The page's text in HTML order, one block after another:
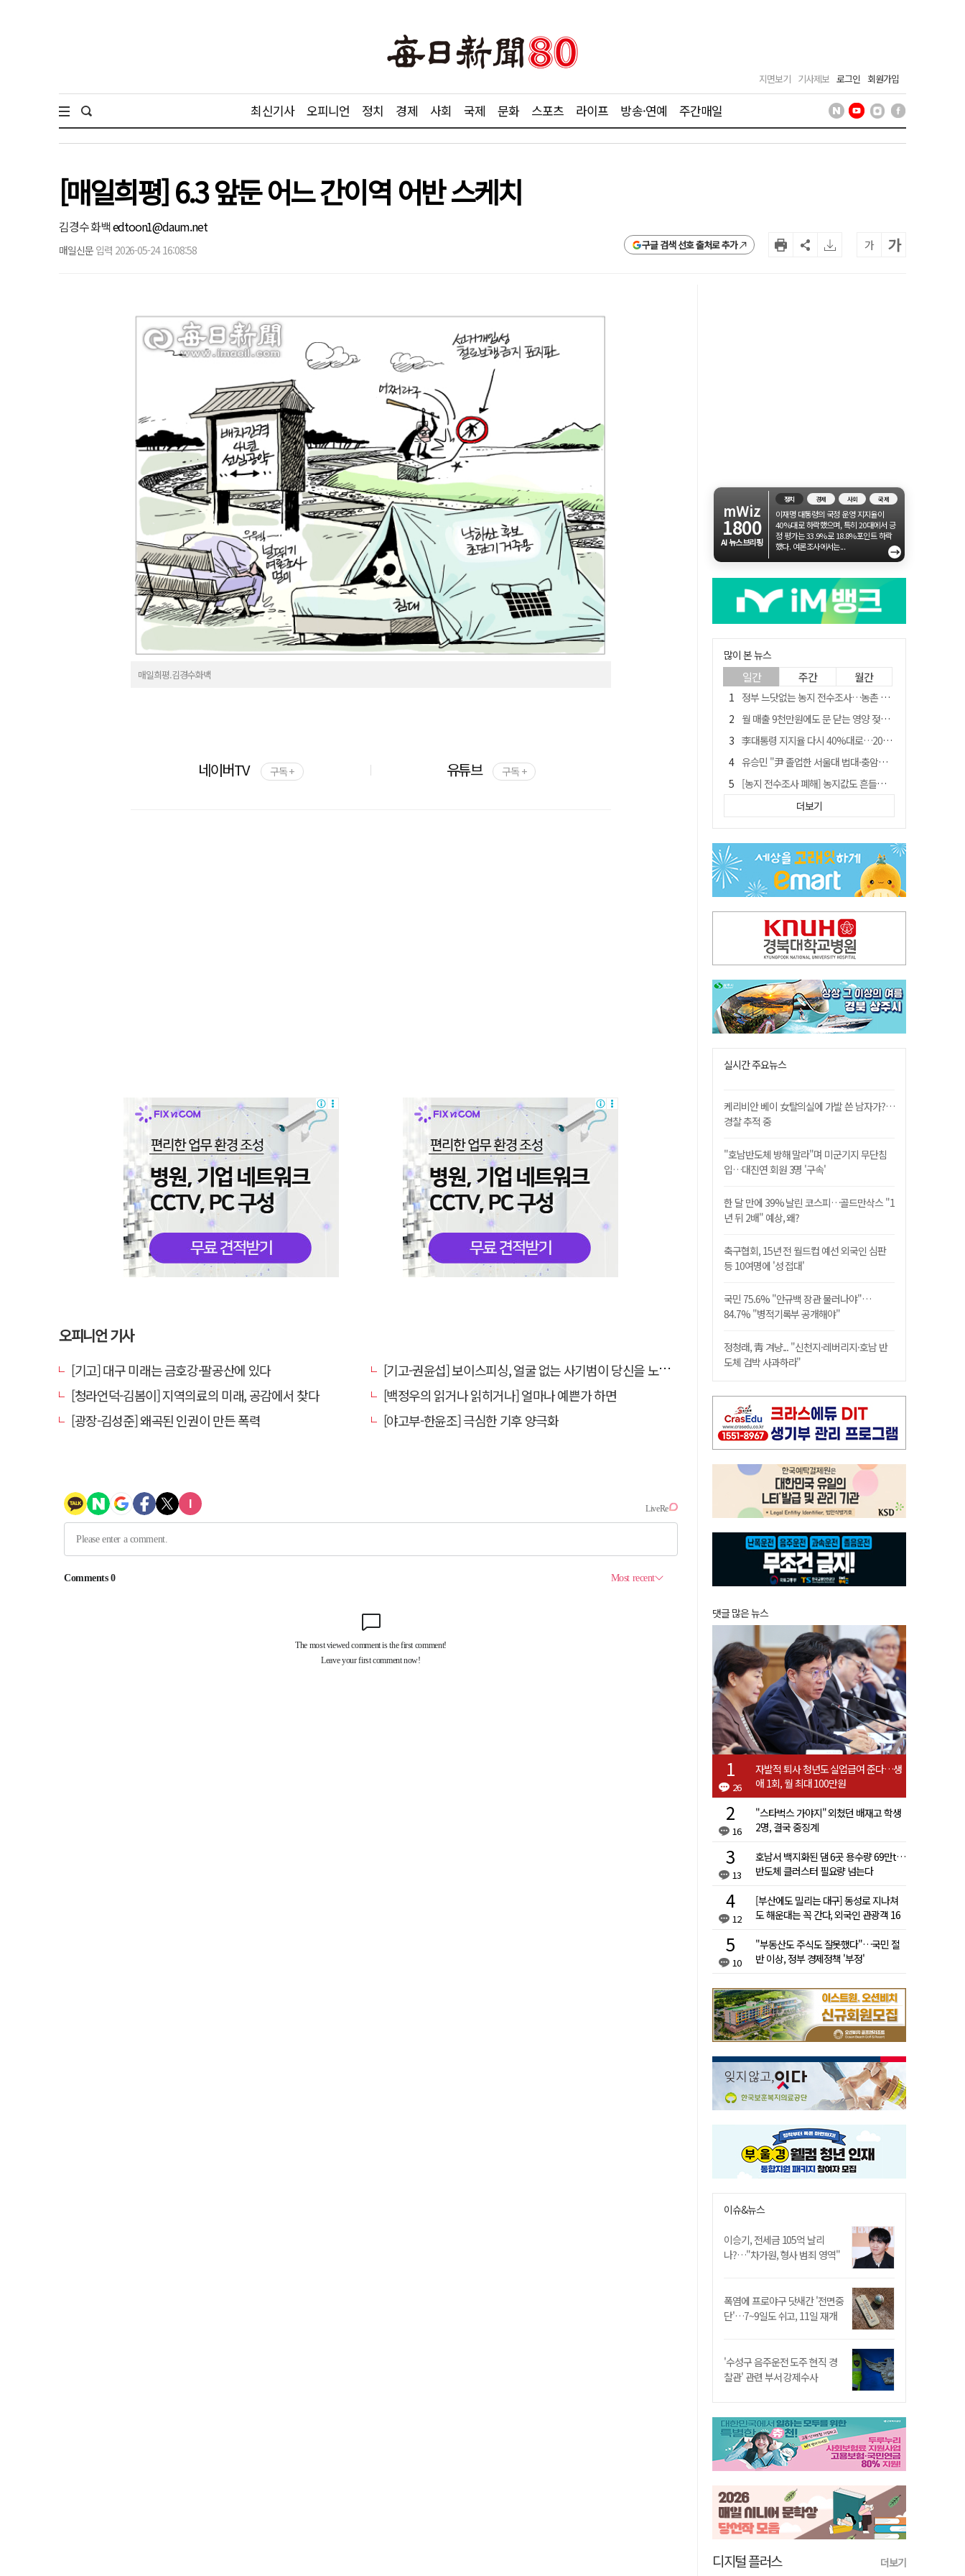
지면보기 기사제보 로그인 회원가입
최신기사 오피니언 정치 경제 사회 국제 문화 스포츠 라이프 방송·연예 주간매일
[매일희평] 6.3 앞둔 어느 간이역 어반 스케치
김경수 화백edtoon1@daum.net
매일신문 입력 2026-05-24 16:08:58 구글 검색 선호 출처로 추가 가 가
매일희평.김경수화백
네이버TV 구독 + 유튜브 구독 +
오피니언 기사
[기고] 대구 미래는 금호강·팔공산에 있다
[기고-권윤섭] 보이스피싱, 얼굴 없는 사기범이 당신을 노린다
[청라언덕-김봄이] 지역의료의 미래, 공감에서 찾다
[백정우의 읽거나 읽히거나] 얼마나 예쁜가 하면
[광장-김성준] 왜곡된 인권이 만든 폭력
[야고부-한윤조] 극심한 기후 양극화
mWiz
1800
AI 뉴스브리핑
정치 경제 사회 국제
이재명 대통령의 국정 운영 지지율이
40%대로 하락했으며, 특히 20대에서 긍
정 평가는 33.9%로 18.8%포인트 하락
했다. 여론조사에서는...
→
많이 본 뉴스
일간 주간 월간
정부 느닷없는 농지 전수조사…농촌 들쑤시는 '경자유전'의 칼날
월 매출 9천만원에도 문 닫는 영양 젖소농장… "일할 사람이 없어"
李대통령 지지율 다시 40%대로…20대는 18.8%p 급락
유승민 "尹 졸업한 서울대 법대·충암고도 없애야"…李 육사 통합 직격
[농지 전수조사 폐해] 농지값도 흔들리나…"도지 막히면 헐값 매물 나올 수도"
[농지 전수조사 폐해] '쌀 받고 논 내 준' 도지농 이제 어쩌나?
국민 51.9% "李 대통령 재판 재개 필요하다"
경북 영천시, 9월부터 11월까지 반값 여행 혜택 제공
아쉬운 태클
더보기
실시간 주요뉴스
케리비안 베이 女탈의실에 가발 쓴 남자가?…
경찰 추적 중
"호남반도체 방해 말라"며 미군기지 무단침
입…대진연 회원 3명 '구속'
한 달 만에 39% 날린 코스피…골드만삭스 "1
년 뒤 2배" 예상, 왜?
축구협회, 15년 전 월드컵 예선 외국인 심판
등 10여명에 '성 접대'
국민 75.6% "안규백 장관 물러나야"…
84.7% "병적기록부 공개해야"
정청래, 靑 겨냥... "신천지·레버리지·호남 반
도체 겁박 사과하라"
댓글 많은 뉴스
26
자발적 퇴사 청년도 실업급여 준다…생
애 1회, 월 최대 100만원
16
"스타벅스 가야지" 외쳤던 배재고 학생
2명, 결국 중징계
13
호남서 백지화된 댐 6곳 용수량 69만t…
반도체 클러스터 필요량 넘는다
12
[부산에도 밀리는 대구] 동성로 지나쳐
도 해운대는 꼭 간다, 외국인 관광객 16
10
"부동산도 주식도 잘못했다"…국민 절
반 이상, 정부 경제정책 '부정'
이슈&뉴스
이승기, 전세금 105억 날리
나?…"차가원, 형사 범죄 영역"
폭염에 프로야구 닷새간 '전면중
단'…7~9일도 쉬고, 11일 재개
'수성구 음주운전 도주 현직 경
찰관' 관련 부서 강제수사
디지털 플러스 더보기